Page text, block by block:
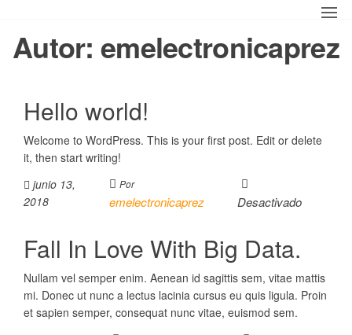
contenido
Autor:emelectronicaprez
Hello world!
Welcome to WordPress. This is your first post. Edit or delete
it, then start writing!
junio 13,
2018
Por
emelectronicaprez Desactivado
Fall In Love With Big Data.
Nullam vel semper enim. Aenean id sagittis sem, vitae mattis
mi. Donec ut nunc a lectus lacinia cursus eu quis ligula. Proin
et sapien semper, consequat nunc vitae, euismod sem.